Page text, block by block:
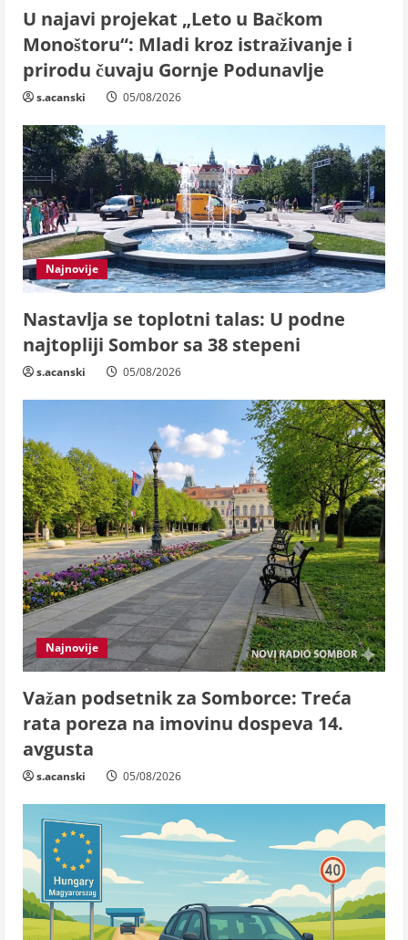
U najavi projekat „Leto u Bačkom
Monoštoru“: Mladi kroz istraživanje i
prirodu čuvaju Gornje Podunavlje
s.acanski 05/08/2026
Najnovije
Nastavlja se toplotni talas: U podne
najtopliji Sombor sa 38 stepeni
s.acanski 05/08/2026
Najnovije
Važan podsetnik za Somborce: Treća
rata poreza na imovinu dospeva 14.
avgusta
s.acanski 05/08/2026